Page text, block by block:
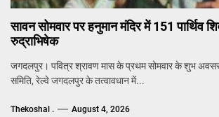
सावन सोमवार पर हनुमान मंदिर में 151 पार्थिव
रुद्राभिषेक
जगदलपुर। पवित्र श्रावण मास के प्रथम सोमवार के शुभ
समिति, रेल्वे जगदलपुर के तत्वावधान में...
Thekoshal . August 4, 2026